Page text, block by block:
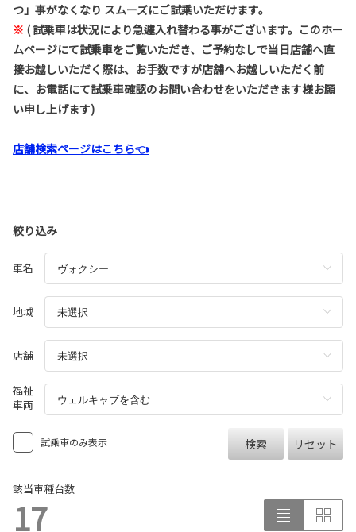
つ」事がなくなり スムーズにご試乗いただけます。
※ (試乗車は状況により急遽入れ替わる事がございます。このホー
ムページにて試乗車をご覧いただき、ご予約なしで当日店舗へ直
接お越しいただく際は、お手数ですが店舗へお越しいただく前
に、お電話にて試乗車確認のお問い合わせをいただきます様お願
い申し上げます)
店舗検索ページはこちら👈
絞り込み
車名
地域
店舗
福祉
車両
試乗車のみ表示 検索 リセット
該当車種台数
17